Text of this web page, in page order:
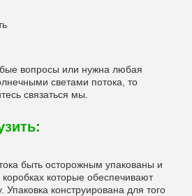
вопросы или нужна любая
светами потока, то
связаться мы.
быть осторожным упакованы и
которые обеспечивают
конструирована для того